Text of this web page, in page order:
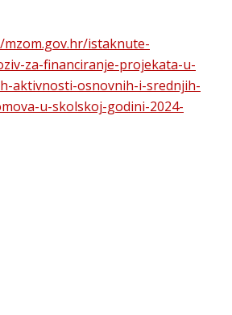
istaknute-
za-financiranje-projekata-u-
aktivnosti-osnovnih-i-srednjih-
u-skolskoj-godini-2024-